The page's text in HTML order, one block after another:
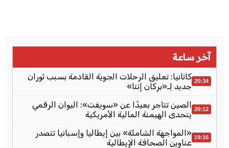
آخر ساعة
20:34 كاتانيا: تعليق الرحلات الجوية القادمة بسبب ثوران
جديد لِـ«بركان إتنا»
20:12 الصين تتاجر بعيدًا عن «سويفت»: اليوان الرقمي
يتحدى الهيمنة المالية الأمريكية
19:16 «المواجهة الشاملة» بين إيطاليا وإسبانيا تتصدر
عناوين الصحافة الإيطالية